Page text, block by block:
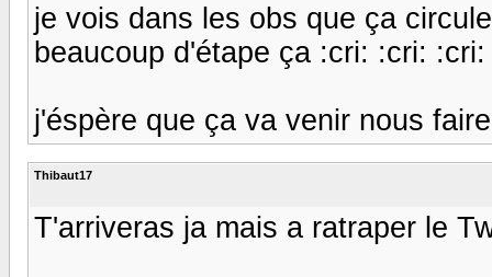
je vois dans les obs que ça
beaucoup d'étape ça :cri: :cri:
j'éspère que ça va venir nous
Thibaut17
T'arriveras ja mais a ratraper le